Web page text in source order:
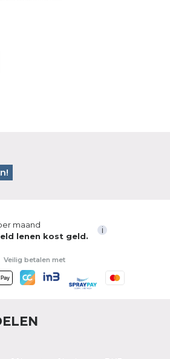
maand
lenen kost geld.
i
Veilig betalen met